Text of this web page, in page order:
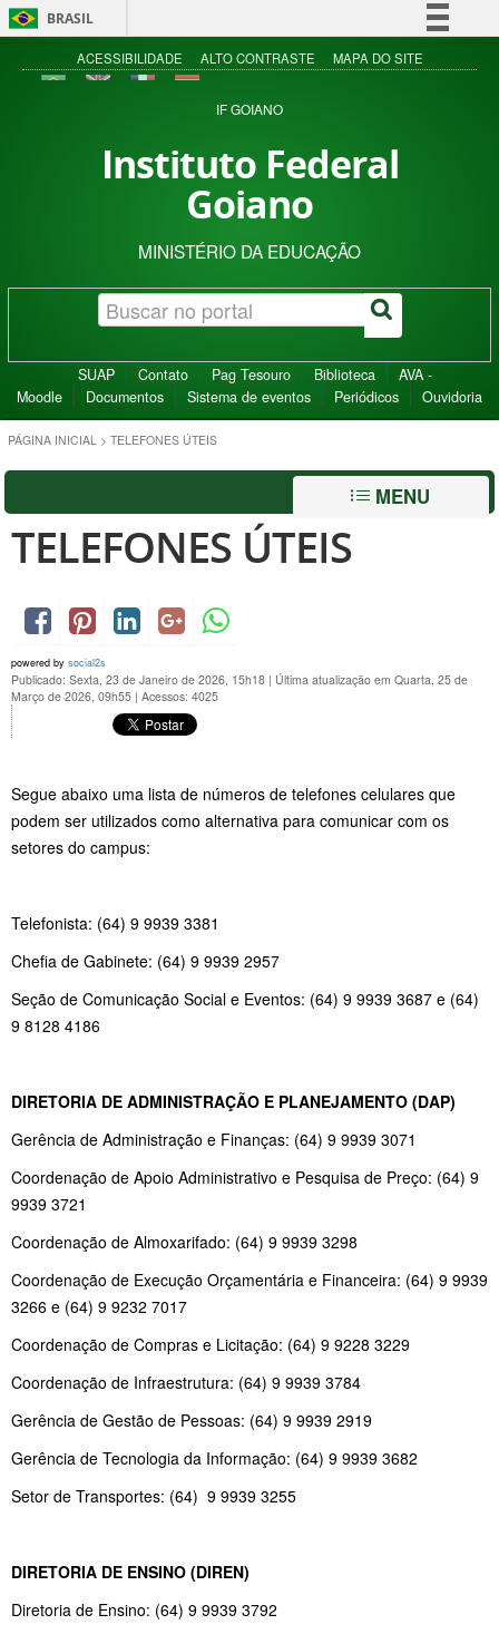
BRASIL
Simplifique!
Acesso à informação
ACESSIBILIDADE ALTO CONTRASTE MAPA DO SITE
IF GOIANO
Instituto Federal
Goiano
MINISTÉRIO DA EDUCAÇÃO
SUAP Contato Pag Tesouro Biblioteca
AVA -
Moodle
Documentos Sistema de eventos Periódicos Ouvidoria
PÁGINA INICIAL > TELEFONES ÚTEIS
MENU
TELEFONES ÚTEIS
powered by social2s
Publicado: Sexta, 23 de Janeiro de 2026, 15h18 | Última atualização em Quarta, 25 de
Março de 2026, 09h55 | Acessos: 4025
Segue abaixo uma lista de números de telefones celulares que
podem ser utilizados como alternativa para comunicar com os
setores do campus:
Telefonista: (64) 9 9939 3381
Chefia de Gabinete: (64) 9 9939 2957
Seção de Comunicação Social e Eventos: (64) 9 9939 3687 e (64)
9 8128 4186
DIRETORIA DE ADMINISTRAÇÃO E PLANEJAMENTO (DAP)
Gerência de Administração e Finanças: (64) 9 9939 3071
Coordenação de Apoio Administrativo e Pesquisa de Preço: (64) 9
9939 3721
Coordenação de Almoxarifado: (64) 9 9939 3298
Coordenação de Execução Orçamentária e Financeira: (64) 9 9939
3266 e (64) 9 9232 7017
Coordenação de Compras e Licitação: (64) 9 9228 3229
Coordenação de Infraestrutura: (64) 9 9939 3784
Gerência de Gestão de Pessoas: (64) 9 9939 2919
Gerência de Tecnologia da Informação: (64) 9 9939 3682
Setor de Transportes: (64) 9 9939 3255
DIRETORIA DE ENSINO (DIREN)
Diretoria de Ensino: (64) 9 9939 3792